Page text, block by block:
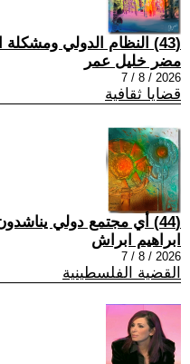
(43) النظام الدولي ومشكلة العراق المالية
مضر خليل عمر
2026 / 8 / 7
قضايا ثقافية
(44) أي مجتمع دولي يناشدون؟
ابراهيم ابراش
2026 / 8 / 7
القضية الفلسطينية